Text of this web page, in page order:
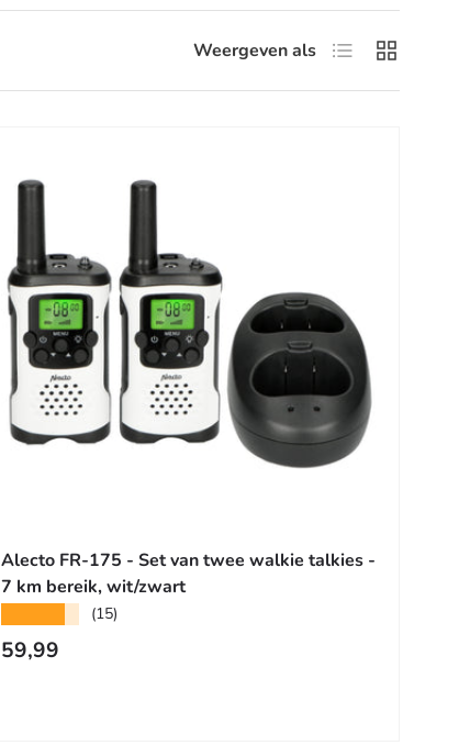
Weergeven als Lijst Raster
Alecto FR-175 - Set van twee walkie talkies -
7 km bereik, wit/zwart
(15)
Reguliere prijs
59,99